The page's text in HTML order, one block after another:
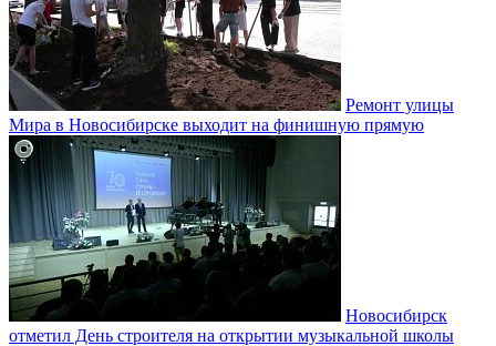
Ремонт улицы
Мира в Новосибирске выходит на финишную прямую
Новосибирск
отметил День строителя на открытии музыкальной школы